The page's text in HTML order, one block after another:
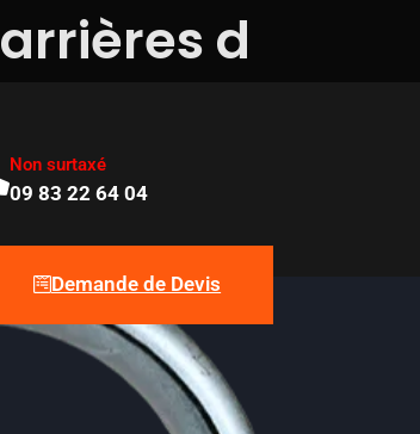
arrières d
Non surtaxé
09 83 22 64 04
Demande de Devis